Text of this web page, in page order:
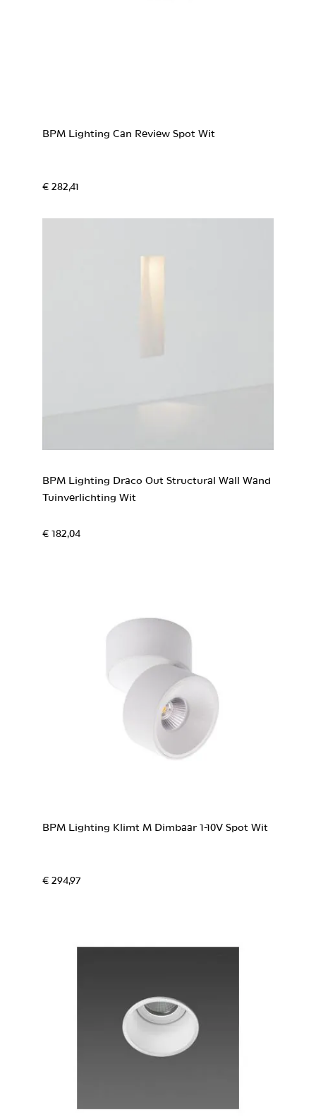
BPM Lighting Can Review Spot Wit
€ 282,41
BPM Lighting Draco Out Structural Wall Wand
Tuinverlichting Wit
€ 182,04
BPM Lighting Klimt M Dimbaar 1-10V Spot Wit
€ 294,97